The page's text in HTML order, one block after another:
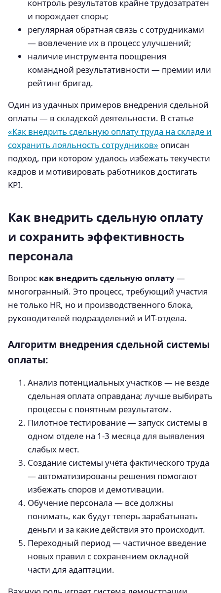
контроль результатов крайне трудозатратен
и порождает споры;
регулярная обратная связь с сотрудниками
— вовлечение их в процесс улучшений;
наличие инструмента поощрения
командной результативности — премии или
рейтинг бригад.
Один из удачных примеров внедрения сдельной
оплаты — в складской деятельности. В статье
«Как внедрить сдельную оплату труда на складе и
сохранить лояльность сотрудников» описан
подход, при котором удалось избежать текучести
кадров и мотивировать работников достигать
KPI.
Как внедрить сдельную оплату
и сохранить эффективность
персонала
Вопрос как внедрить сдельную оплату—
многогранный. Это процесс, требующий участия
не только HR, но и производственного блока,
руководителей подразделений и ИТ-отдела.
Алгоритм внедрения сдельной системы
оплаты:
Анализ потенциальных участков — не везде
сдельная оплата оправдана; лучше выбирать
процессы с понятным результатом.
Пилотное тестирование — запуск системы в
одном отделе на 1-3 месяца для выявления
слабых мест.
Создание системы учёта фактического труда
— автоматизированы решения помогают
избежать споров и демотивации.
Обучение персонала — все должны
понимать, как будут теперь зарабатывать
деньги и за какие действия это происходит.
Переходный период — частичное введение
новых правил с сохранением окладной
части для адаптации.